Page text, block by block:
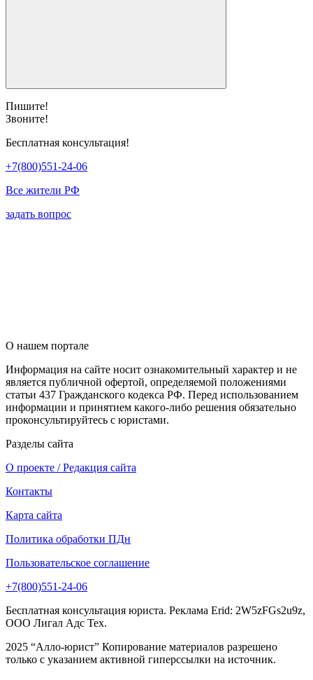
Пишите!
Звоните!
Бесплатная консультация!
+7(800)551-24-06
Все жители РФ
задать вопрос
О нашем портале
Информация на сайте носит ознакомительный характер и не
является публичной офертой, определяемой положениями
статьи 437 Гражданского кодекса РФ. Перед использованием
информации и принятием какого-либо решения обязательно
проконсультируйтесь с юристами.
Разделы сайта
О проекте / Редакция сайта
Контакты
Карта сайта
Политика обработки ПДн
Пользовательское соглашение
+7(800)551-24-06
Бесплатная консультация юриста. Реклама Erid: 2W5zFGs2u9z,
ООО Лигал Адс Тех.
2025 “Алло-юрист” Копирование материалов разрешено
только с указанием активной гиперссылки на источник.